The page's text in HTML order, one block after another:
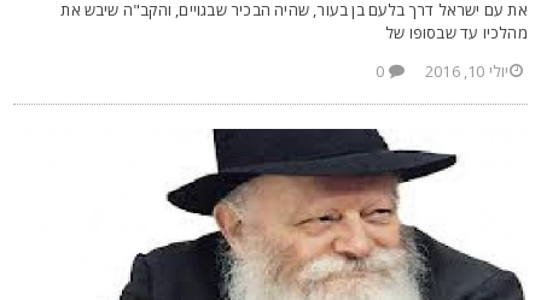
עם ישראל דרך בלעם בן בעור, שהיה הבכיר שבגויים, והקב"ה שיבש את
עד שבסופו של
יולי 10, 2016
0